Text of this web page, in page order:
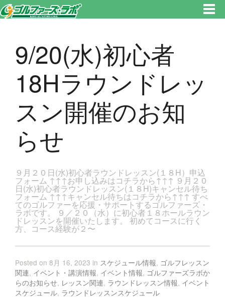
です。新宿区、若松河田で気軽にゴルフレッスン！
9/20(水)初心者
18Hラウンドレッ
スン開催のお知
らせ
９月２０日(水)初心者ラウンドレッスン(１８H）申込
フォーム ↑↑↑お申し込みはコチラから↑↑↑ ９月２０
日(水)初心者ラウンドレッスン(１８H)キャンセル待ち
フォーム ↑↑↑キャンセル待ちはコチラから↑↑↑ すべ
てのゴルファーを応援・サポートするゴルファーズ・
ラボです。 ９／２０（水）に初心者１８ホールラウン
ドレッスンを開催いたします。 初めてコースに行く
方、コース経験が２〜
Posted on 8月 16, 2023 in スケジュール情報, ゴルフレッスン
関連, イベント・講演情報, イベント情報, ゴルファーズラボか
らのお知らせ, レッスン関連, ラウンドレッスン情報, イベント
スケジュール, ラウンドレッスンスケジュール